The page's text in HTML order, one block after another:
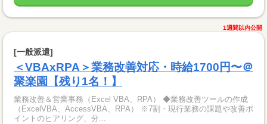
1週間以内公開
[一般派遣]
＜VBAxRPA＞業務改善対応・時給1700円〜＠
聚楽園【残り1名！】
業務改善＆営業事務（Excel VBA、RPA） ◆業務改善ツールの作成
（ExcelVBA、AccessVBA、RPA） ※7割・現行業務の課題や改善ポ
イントのヒアリング、分...